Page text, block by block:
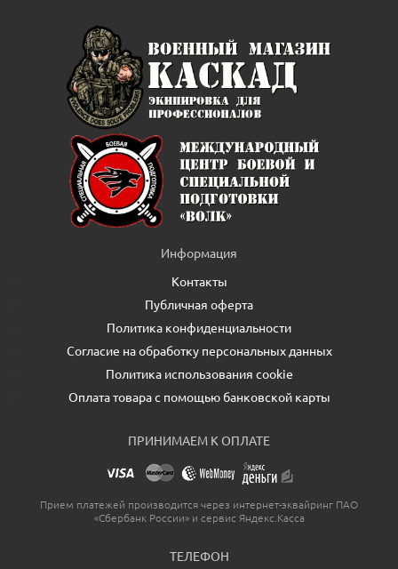
Информация
Контакты
Публичная оферта
Политика конфиденциальности
Согласие на обработку персональных данных
Политика использования cookie
Оплата товара с помощью банковской карты
ПРИНИМАЕМ К ОПЛАТЕ
Прием платежей производится через интернет-эквайринг ПАО
«Сбербанк России» и сервис Яндекс.Касса
ТЕЛЕФОН